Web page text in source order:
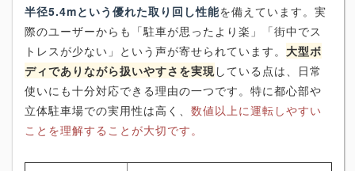
半径5.4mという優れた取り回し性能を備えています。実
際のユーザーからも「駐車が思ったより楽」「街中でス
トレスが少ない」という声が寄せられています。 大型ボ
ディでありながら扱いやすさを実現している点は、日常
使いにも十分対応できる理由の一つです。特に都心部や
立体駐車場での実用性は高く、 数値以上に運転しやすい
ことを理解することが大切です。